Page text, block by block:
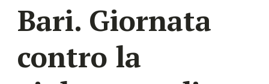
Bari. Giornata
contro la